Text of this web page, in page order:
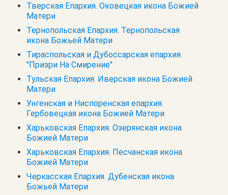
Тверская Епархия. Оковецкая икона Божией
Матери
Тернопольская Епархия. Тернопольская
икона Божьей Матери
Тираспольская и Дубоссарская епархия.
"Призри На Смирение"
Тульская Епархия. Иверская икона Божией
Матери
Унгенская и Ниспоренская епархия.
Гербовецкая икона Божией Матери
Харьковская Епархия. Озерянская икона
Божией Матери
Харьковская Епархия. Песчанская икона
Божией Матери
Черкасская Епархия. Дубенская икона
Божьей Матери